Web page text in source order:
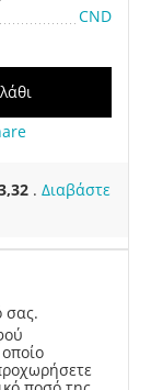
CND
. Διαβάστε
σας.